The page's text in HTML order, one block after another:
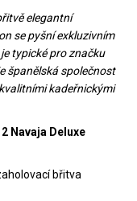
elegantní
se pyšní exkluzivním
typické pro značku
španělská společnost
kadeřnickými
Navaja Deluxe
břitva